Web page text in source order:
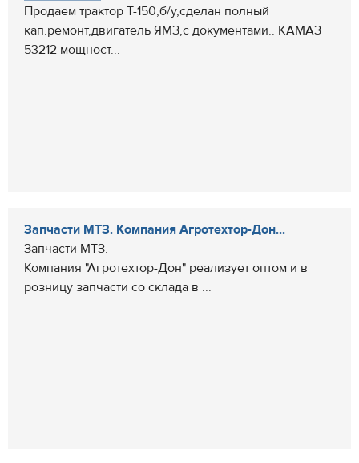
Продаем трактор Т-150,б/у,сделан полный
кап.ремонт,двигатель ЯМЗ,с документами.. КАМАЗ
53212 мощност...
Запчасти МТЗ. Компания Агротехтор-Дон...
Запчасти МТЗ.
Компания "Агротехтор-Дон" реализует оптом и в
розницу запчасти со склада в ...